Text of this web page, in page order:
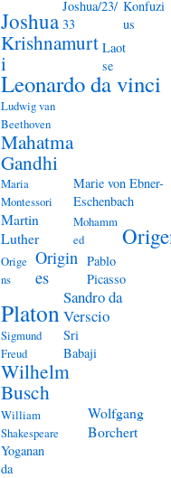
Joshua
Joshua/23/
33
Konfuzi
us
Krishnamurt
i
Laot
se
Leonardo da vinci
Ludwig van
Beethoven
Mahatma
Gandhi
Maria
Montessori
Marie von Ebner-
Eschenbach
Martin
Luther
Mohamm
ed
Orige
ns
Origin
es
Pablo
Picasso
Platon
Sandro da
Verscio
Sigmund
Freud
Sri
Babaji
Wilhelm
Busch
William
Shakespeare
Wolfgang
Borchert
Yoganan
da